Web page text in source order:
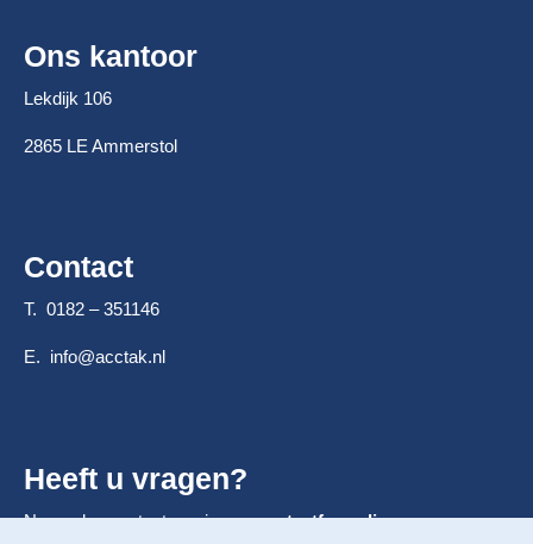
Ons kantoor
Lekdijk 106
2865 LE Ammerstol
Contact
T. 0182 – 351146
E. info@acctak.nl
Heeft u vragen?
Neem dan contact op via onscontactformulier